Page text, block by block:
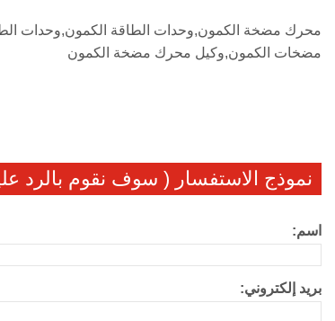
محرك مضخة الكمون,وحدات الطاقة الكمون,وحدات
مضخات الكمون,وكيل محرك مضخة الكمون
نموذج الاستفسار ( سوف نقوم
اسم:
بريد إلكتروني: